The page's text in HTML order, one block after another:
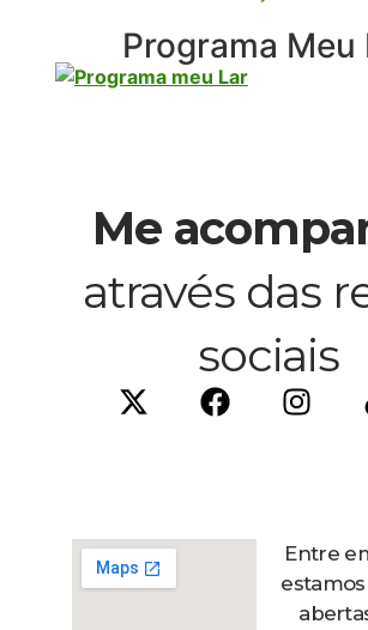
Programa Meu
Me
através das
sociais
Entre